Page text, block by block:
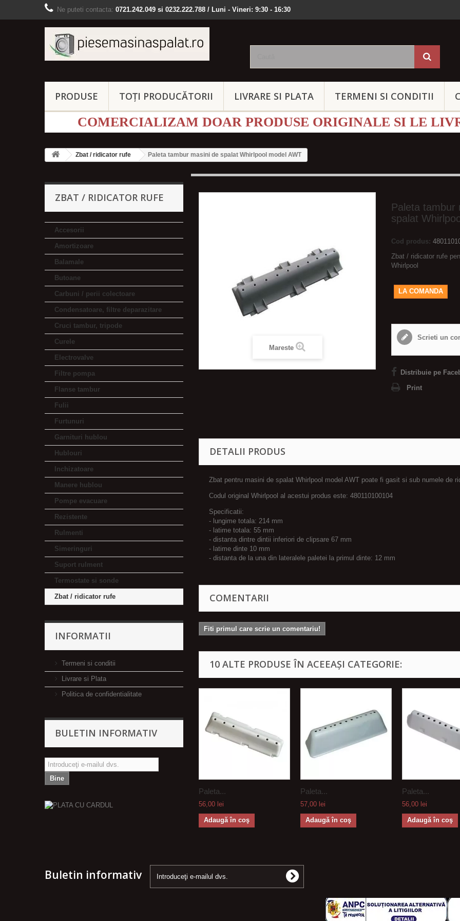
Ne puteti contacta: 0721.242.049 si 0232.222.788 / Luni - Vineri: 9:30 - 16:30
PRODUSE TOȚI PRODUCĂTORII LIVRARE SI PLATA TERMENI SI CONDITII
COMERCIALIZAM DOAR PRODUSE ORIGINALE SI LE
Zbat / ridicator rufe Paleta tambur masini de spalat Whirlpool model AWT
ZBAT / RIDICATOR RUFE
Accesorii
Amortizoare
Balamale
Butoane
Carbuni / perii colectoare
Condensatoare, filtre deparazitare
Cruci tambur, tripode
Curele
Electrovalve
Filtre pompa
Flanse tambur
Fulii
Furtunuri
Garnituri hublou
Hublouri
Inchizatoare
Manere hublou
Pompe evacuare
Rezistente
Rulmenti
Simeringuri
Suport rulment
Termostate si sonde
Zbat / ridicator rufe
INFORMATII
Termeni si conditii
Livrare si Plata
Politica de confidentialitate
BULETIN INFORMATIV
Bine
Mareste
Paleta tambur
spalat
Cod produs:
Zbat / ridicator rufe
Whirlpool
LA COMANDA
Scrieti un
Distribuie pe
Print
DETALII PRODUS
Zbat pentru masini de spalat Whirlpool model AWT poate fi gasit si sub numele de
Codul original Whirlpool al acestui produs este: 480110100104
Specificatii:
- lungime totala: 214 mm
- latime totala: 55 mm
- distanta dintre dintii inferiori de clipsare 67 mm
- latime dinte 10 mm
- distanta de la una din lateralele paletei la primul dinte: 12 mm
COMENTARII
Fiti primul care scrie un comentariu!
10 ALTE PRODUSE ÎN ACEEAȘI CATEGORIE:
Paleta...
56,00 lei
Adaugă în coş
Paleta...
57,00 lei
Adaugă în coş
Paleta...
56,00 lei
Adaugă în coş
Buletin informativ